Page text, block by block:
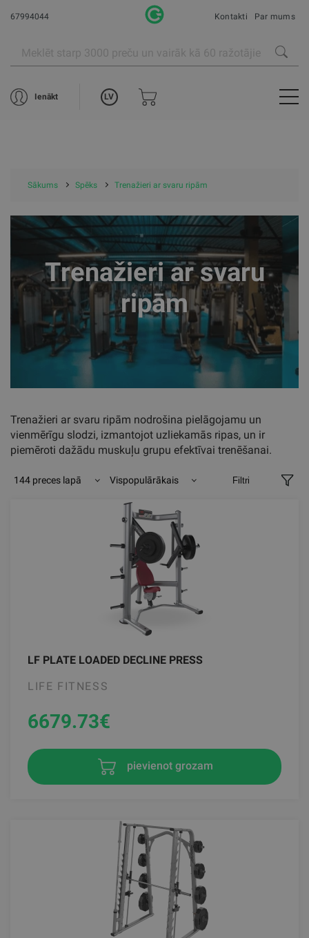
67994044 Kontakti Par mums
Ienākt LV
Sākums Spēks Trenažieri ar svaru ripām
Trenažieri ar svaru
ripām
Trenažieri ar svaru ripām nodrošina pielāgojamu un
vienmērīgu slodzi, izmantojot uzliekamās ripas, un ir
piemēroti dažādu muskuļu grupu efektīvai trenēšanai.
144 preces lapā Vispopulārākais Filtri
LF PLATE LOADED DECLINE PRESS
LIFE FITNESS
6679.73€
pievienot grozam